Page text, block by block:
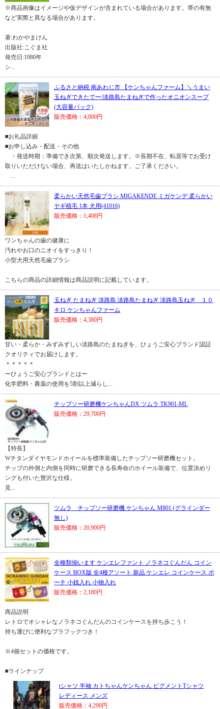
※商品画像はイメージや仮デザインが含まれている場合があります。帯の有無
など実際と異なる場合があります。
著:わかやまけん
出版社:こぐま社
発売日:1980年
シ...
ふるさと納税 南あわじ市 【ケンちゃんファーム】＼うまい
玉ねぎできたでー/淡路島たまねぎで作ったオニオンスープ
(大容量パック)
販売価格：4,000円
■お礼品詳細
■お申し込み・配送・その他
・発送時期：準備でき次第、順次発送します。※長期不在、転居等でお受け
取りいただけない場合、再送はいたしかねます。ご了承ください。
...
柔らかい天然毛歯ブラシ MIGAKENDE ミガケンデ 柔らかい
ヤギ植毛 1本 犬用(41016)
販売価格：1,408円
ワンちゃんの歯の健康に
汚れやお口のニオイをすっきり！
小型犬用天然毛歯ブラシ
こちらの商品の詳細情報は商品説明に記載しています。
玉ねぎ たまねぎ 淡路島 淡路島たまねぎ 淡路島玉ねぎ １０
キロ ケンちゃんファーム
販売価格：4,380円
甘い・柔らか・みずみずしい淡路島のたまねぎを、ひょうご安心ブランド認証
クオリティでお届けします。
＊＊＊＊＊
ーひょうご安心ブランドとはー
化学肥料・農薬の使用を5割以上減らし...
チップソー研磨機ケンちゃんDX ツムラ TK901-ML
販売価格：29,700円
【特長】
Wチタンダイヤモンドホイールを標準装備したチップソー研磨機セット。
チップの外側と内側を同時に研磨できる長寿命のホイール装備で、位置決めリ
ングも付いた贅沢な仕様。
見...
ツムラ チップソー研磨機 ケンちゃん M801 (グラインダー
無し)
販売価格：20,900円
全種類揃います ケンエレファント ノラネコぐんだん コイン
ケース BOX版 全4種アソート 新品 ケンエレ コインケース ポ
ーチ 小銭入れ 小物入れ
販売価格：2,180円
商品説明
レトロでオシャレなノラネコぐんだんのコインケースを持ち歩こう！
持ち運びに便利なプラフックつき！
※4個セットの価格です。
■ラインナップ
tシャツ 半袖 カトちゃんケンちゃん ピグメントTシャツ
レディース メンズ
販売価格：4,290円